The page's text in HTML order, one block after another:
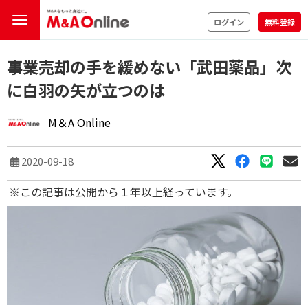
ログイン 無料登録
事業売却の手を緩めない「武田薬品」次
に白羽の矢が立つのは
M＆A Online
2020-09-18
※この記事は公開から１年以上経っています。